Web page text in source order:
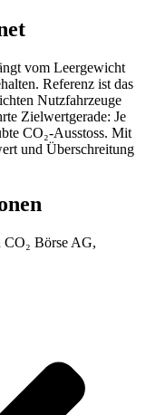
vom Leergewicht
Referenz ist das
Nutzfahrzeuge
Zielwertgerade: Je
CO₂-Ausstoss. Mit
und Überschreitung
CO₂ Börse AG,